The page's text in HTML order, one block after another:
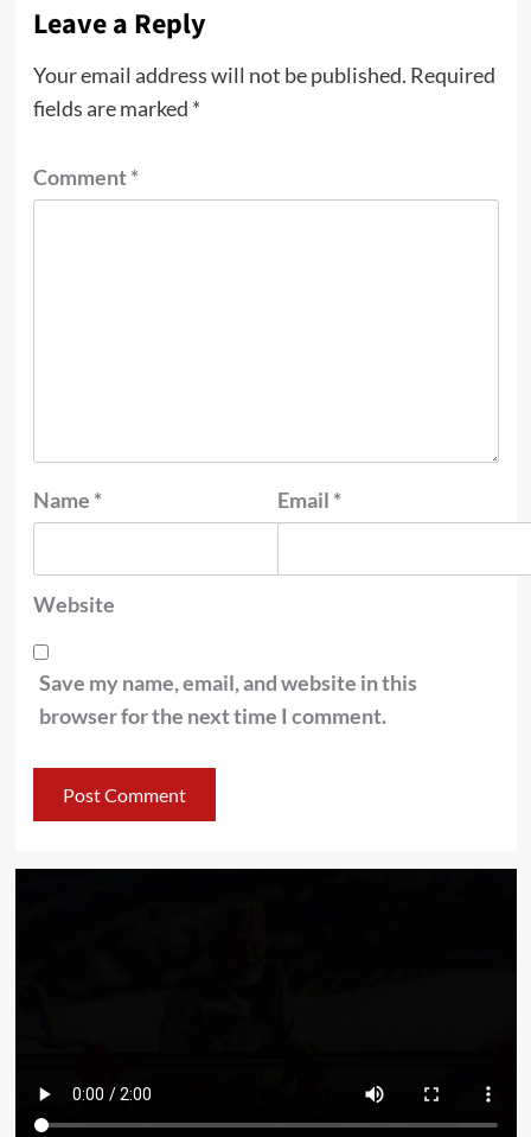
Leave a Reply
Your email address will not be published. Required
fields are marked *
Comment*
Name * Email *
Website
Save my name, email, and website in this
browser for the next time I comment.